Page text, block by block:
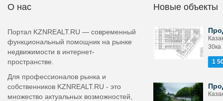
О нас
Портал KZNREALT.RU — современный
функциональный помощник на рынке
недвижимости в интернет-
пространстве.
Для профессионалов рынка и
собственников KZNREALT.RU - это
множество актуальных возможностей,
Новые объекты
30ка
1